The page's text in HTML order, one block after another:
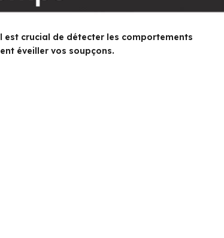
crucial de détecter les comportements
éveiller vos soupçons.